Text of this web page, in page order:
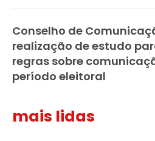
Conselho de
realização de estudo
regras sobre
período eleitoral
mais lidas